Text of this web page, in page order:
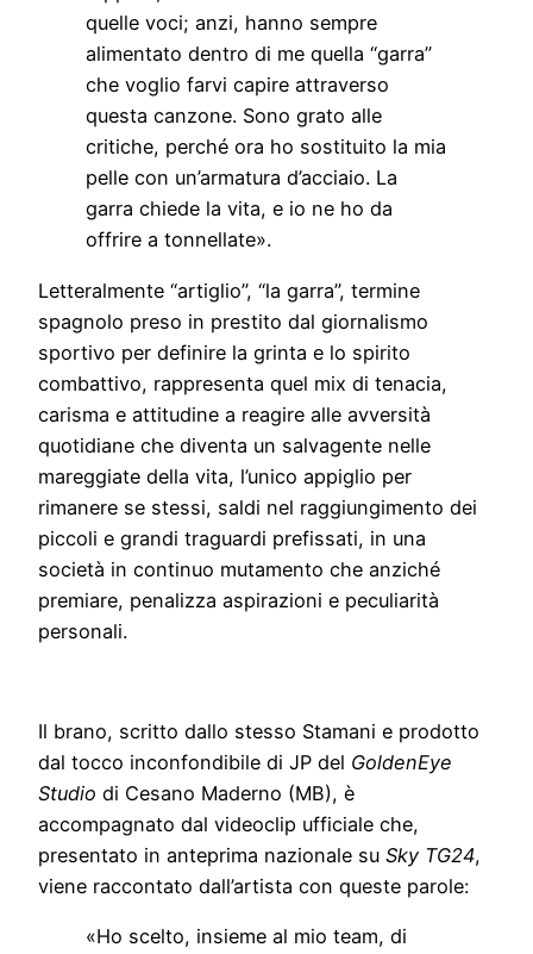
quelle voci; anzi, hanno sempre
alimentato dentro di me quella “garra”
che voglio farvi capire attraverso
questa canzone. Sono grato alle
critiche, perché ora ho sostituito la mia
pelle con un’armatura d’acciaio. La
garra chiede la vita, e io ne ho da
offrire a tonnellate».
Letteralmente “artiglio”, “la garra”, termine
spagnolo preso in prestito dal giornalismo
sportivo per definire la grinta e lo spirito
combattivo, rappresenta quel mix di tenacia,
carisma e attitudine a reagire alle avversità
quotidiane che diventa un salvagente nelle
mareggiate della vita, l’unico appiglio per
rimanere se stessi, saldi nel raggiungimento dei
piccoli e grandi traguardi prefissati, in una
società in continuo mutamento che anziché
premiare, penalizza aspirazioni e peculiarità
personali.
Il brano, scritto dallo stesso Stamani e prodotto
dal tocco inconfondibile di JP del GoldenEye
Studio di Cesano Maderno (MB), è
accompagnato dal videoclip ufficiale che,
presentato in anteprima nazionale su Sky TG24,
viene raccontato dall’artista con queste parole:
«Ho scelto, insieme al mio team, di